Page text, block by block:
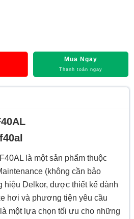
Mua Ngay
Thanh toán ngay
là một sản phẩm thuộc
(không cần bảo
Delkor, được thiết kế dành
hơi và phương tiện yêu cầu
một lựa chọn tối ưu cho những